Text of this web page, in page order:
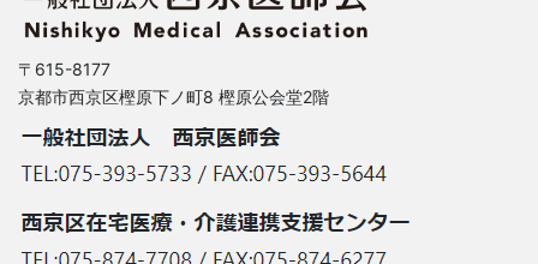
〒615-8177
京都市西京区樫原下ノ町8 樫原公会堂2階